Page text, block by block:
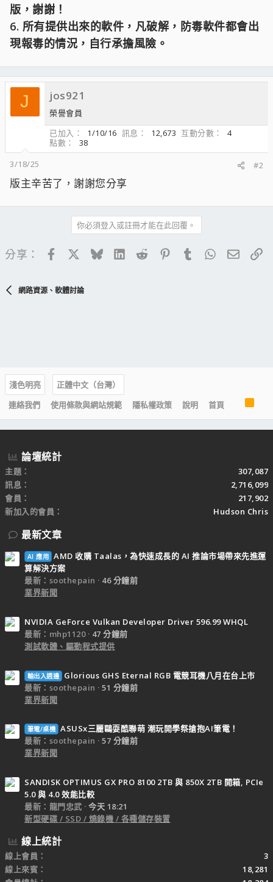
版，謝謝！
6. 所有提供出來的軟件，凡破解，防毒軟件都會出
現報毒的情況，自行承擔風險。
J jos921
榮譽會員
已加入
1/10/16 訊息 12,673 互動分數
4
點數
38
3/18/25
#2
版主辛苦了，謝謝您分享
你必須登入或註冊才能在此回覆。
分享： FacebookBlueskyLinkedIn
Reddit PinterestTumblrWhatsApp
電子
網路資源、軟體討論
淺色明亮
正體中文（台灣）
連絡我們
使用條款與網站規範 隱私權政策 說明 首頁
R
S
S
論壇統計
主題
307,087
訊息
2,716,099
會員
217,902
新加入的會員
Hudson Chris
最新文章
AI 應用 AMD 收購 Taalas，為快速成長的 AI 推論市場帶來先進運
算解決方案
最新：soothepain
46 分鐘前
業界新聞
NVIDIA GeForce Vulkan Developer Driver 596.99 WHQL
最新：mhp1120
47 分鐘前
測試軟體、驅動程式提供
輸出入週邊
Glorious GHS Eternal RGB 電競耳機八月在台上市
最新：soothepain
51 分鐘前
業界新聞
筆電/桌機 ASUSx三麗鷗耍酷聯萌 潮玩開學祭搶抱AI筆電！
最新：soothepain
57 分鐘前
業界新聞
SANDISK OPTIMUS GX PRO 8100 2TB 與 850X 2TB 開箱, PCIe
5.0 與 4.0 效能比較
最新：龍門忠武
今天 18:21
新型硬碟 / SSD / 燒錄機 / 各種儲存裝置
線上統計
線上會員
3
線上來賓
18,281